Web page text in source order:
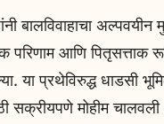
बालविवाहाचा अल्पवयीन
परिणाम आणि पितृसत्ताक
या प्रथेविरुद्ध धाडसी
सक्रीयपणे मोहीम